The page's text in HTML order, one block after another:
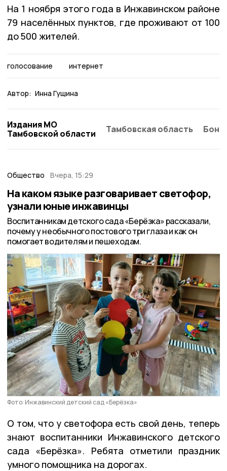
На 1 ноября этого года в Инжавинском районе
79 населённых пунктов, где проживают от 100
до 500 жителей.
голосование интернет
Автор: Инна Гущина
Издания МО
Тамбовской области
Тамбовская область
Общество Вчера, 15:29
На каком языке разговаривает светофор,
узнали юные инжавинцы
Воспитанникам детского сада «Берёзка» рассказали,
почему у необычного постового три глаза и как он
помогает водителям и пешеходам.
Фото: Инжавинский детский сад «Берёзка»
О том, что у светофора есть свой день, теперь
знают воспитанники Инжавинского детского
сада «Берёзка». Ребята отметили праздник
умного помощника на дорогах.